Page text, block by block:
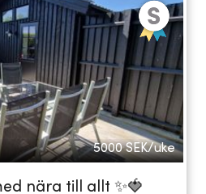
5000 SEK/uke
nära till allt ✨🍓